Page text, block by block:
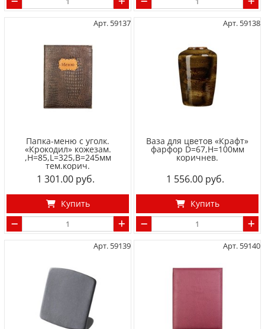
Арт. 59137
Папка-меню с уголк.
«Крокодил» кожезам.
,H=85,L=325,B=245мм
тем.корич.
1 301.00
Купить
Арт. 59138
Ваза для цветов «Крафт»
фарфор D=67,H=100мм
коричнев.
1 556.00
Купить
Арт. 59139 Арт. 59140